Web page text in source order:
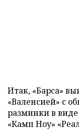
Итак, «Барса»
«Валенсией» с
разминки в
«Камп Ноу»